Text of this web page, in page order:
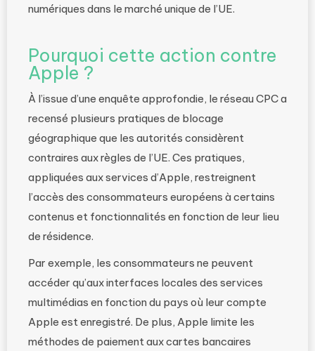
numériques dans le marché unique de l’UE.
Pourquoi cette action contre
Apple ?
À l’issue d’une enquête approfondie, le réseau CPC a
recensé plusieurs pratiques de blocage
géographique que les autorités considèrent
contraires aux règles de l’UE. Ces pratiques,
appliquées aux services d’Apple, restreignent
l’accès des consommateurs européens à certains
contenus et fonctionnalités en fonction de leur lieu
de résidence.
Par exemple, les consommateurs ne peuvent
accéder qu’aux interfaces locales des services
multimédias en fonction du pays où leur compte
Apple est enregistré. De plus, Apple limite les
méthodes de paiement aux cartes bancaires